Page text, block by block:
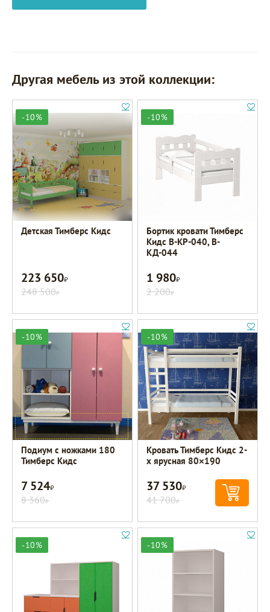
Другая мебель из этой коллекции:
-10%
Детская Тимберс Кидс
223 650Р
248 500Р
-10%
Бортик кровати Тимберс
Кидс В-КР-040, В-
КД-044
1 980Р
2 200Р
-10%
Подиум с ножками 180
Тимберс Кидс
7 524Р
8 360Р
-10%
Кровать Тимберс Кидс 2-
х ярусная 80×190
37 530Р
41 700Р
-10% -10%